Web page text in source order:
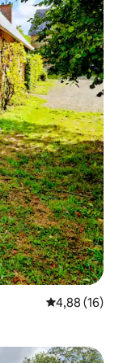
Xếp hạng
4,88 (16)